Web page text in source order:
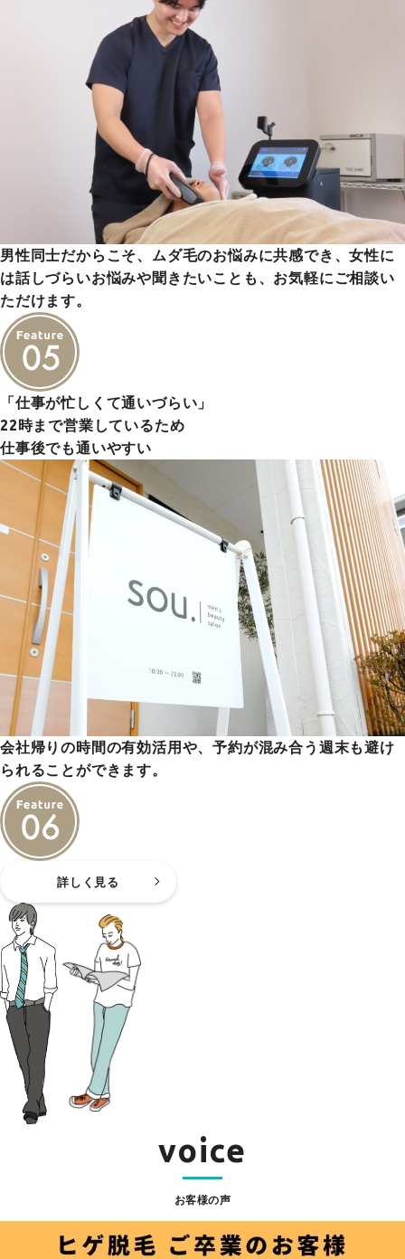
男性同士だからこそ、ムダ毛のお悩みに共感でき、女性に
は話しづらいお悩みや聞きたいことも、お気軽にご相談い
ただけます。
「仕事が忙しくて通いづらい」
22時まで営業しているため
仕事後でも通いやすい
会社帰りの時間の有効活用や、予約が混み合う週末も避け
られることができます。
詳しく見る
voice
お客様の声